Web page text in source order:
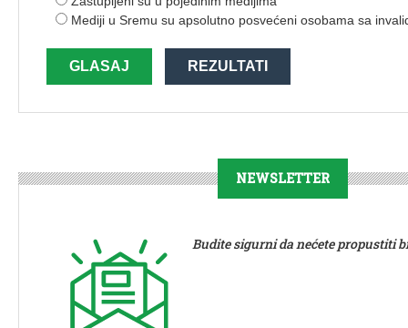
Mediji u Sremu su apsolutno posvećeni osobama sa
GLASAJ REZULTATI
NEWSLETTER
Budite sigurni da nećete propustiti